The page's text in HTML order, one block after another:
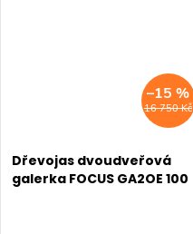
16 750 Kč
–15 %
Dřevojas dvoudveřová
galerka FOCUS GA2OE 100